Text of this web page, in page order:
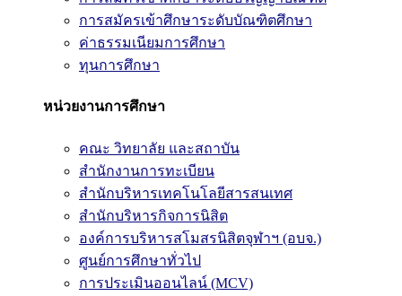
การสมัครเข้าศึกษาระดับบัณฑิตศึกษา
ค่าธรรมเนียมการศึกษา
ทุนการศึกษา
หน่วยงานการศึกษา
คณะ วิทยาลัย และสถาบัน
สำนักงานการทะเบียน
สำนักบริหารเทคโนโลยีสารสนเทศ
สำนักบริหารกิจการนิสิต
องค์การบริหารสโมสรนิสิตจุฬาฯ (อบจ.)
ศูนย์การศึกษาทั่วไป
การประเมินออนไลน์ (MCV)